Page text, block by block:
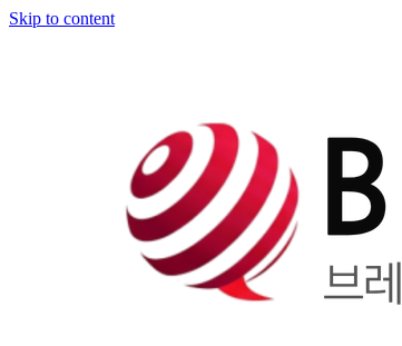
Skip to content